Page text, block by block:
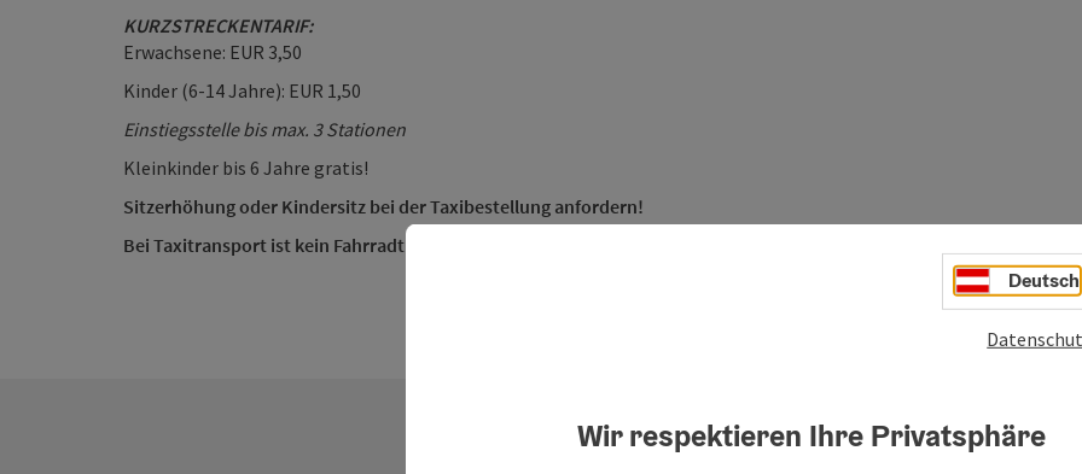
KURZSTRECKENTARIF:
Erwachsene: EUR 3,50
Kinder (6-14 Jahre): EUR 1,50
Einstiegsstelle bis max. 3 Stationen
Kleinkinder bis 6 Jahre gratis!
Sitzerhöhung oder Kindersitz bei der Taxibestellung anfordern!
Bei Taxitransport ist kein Fahrradtransport möglich!
Deutsch
Wir respektieren Ihre Privatsphäre